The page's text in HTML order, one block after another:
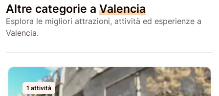
Altre categorie a Valencia
Esplora le migliori attrazioni, attività ed esperienze a
Valencia.
1 attività